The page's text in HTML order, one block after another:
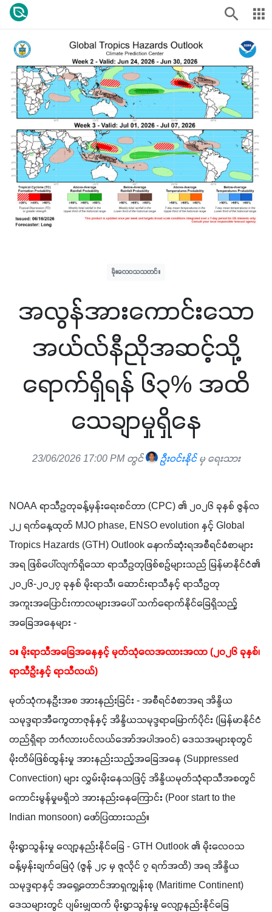
မိုးလေဝသသတင်း
အလွန်အားကောင်းသော
အယ်လ်နီညိုအဆင့်သို့
ရောက်ရှိရန် ၆၃% အထိ
သေချာမှုရှိနေ
23/06/2026 17:00 PM တွင် ဦးဝင်းနိုင်မှ ရေးသား
NOAA ရာသီဥတုခန့်မှန်းရေးစင်တာ (CPC) ၏ ၂၀၂၆ ခုနှစ် ဇွန်လ
၂၂ ရက်နေ့ထုတ် MJO phase, ENSO evolution နှင့် Global
Tropics Hazards (GTH) Outlook နောက်ဆုံးရအစီရင်ခံစာများ
အရ ဖြစ်ပေါ်လျက်ရှိသော ရာသီဥတုဖြစ်စဉ်များသည် မြန်မာနိုင်ငံ၏
၂၀၂၆-၂၀၂၇ ခုနှစ် မိုးရာသီ၊ ဆောင်းရာသီနှင့် ရာသီဥတု
အကူးအပြောင်းကာလများအပေါ် သက်ရောက်နိုင်ခြေရှိသည့်
အခြေအနေများ -
၁။ မိုးရာသီအခြေအနေနှင့် မုတ်သုံလေအလားအလာ (၂၀၂၆ ခုနှစ်၊
ရာသီဦးနှင့် ရာသီလယ်)
မုတ်သုံကနဦးအစ အားနည်းခြင်း - အစီရင်ခံစာအရ အိန္ဒိယ
သမုဒ္ဒရာအီကွေတာဇုန်နှင့် အိန္ဒိယသမုဒ္ဒရာမြောက်ပိုင်း (မြန်မာနိုင်ငံ
တည်ရှိရာ ဘင်္ဂလားပင်လယ်အော်အပါအဝင်) ဒေသအများစုတွင်
မိုးတိမ်ဖြစ်ထွန်းမှု အားနည်းသည့်အခြေအနေ (Suppressed
Convection) များ လွှမ်းမိုးနေသဖြင့် အိန္ဒိယမုတ်သုံရာသီအစတွင်
ကောင်းမွန်မှုမရှိဘဲ အားနည်းနေကြောင်း (Poor start to the
Indian monsoon) ဖော်ပြထားသည်။
မိုးရွာသွန်းမှု လျော့နည်းနိုင်ခြေ - GTH Outlook ၏ မိုးလေဝသ
ခန့်မှန်းချက်မြေပုံ (ဇွန် ၂၄ မှ ဇူလိုင် ၇ ရက်အထိ) အရ အိန္ဒိယ
သမုဒ္ဒရာနှင့် အရှေ့တောင်အာရှကျွန်းစု (Maritime Continent)
ဒေသများတွင် ပျမ်းမျှထက် မိုးရွာသွန်းမှု လျော့နည်းနိုင်ခြေ